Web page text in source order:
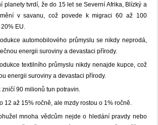
planety tvrdí, že do 15 let se Severní Afrika, Blízký a
v savanu, což povede k migraci 60 až 100
EU.
automobilového průmyslu se nikdy neprodá,
energii suroviny a devastaci přírody.
textilního průmyslu nikdy nenajde kupce, což
energii suroviny a devastaci přírody.
zničí 90 milionů tun potravin.
12 až 15% ročně, ale mzdy rostou o 1% ročně.
mnoha vědcům nejde o hledání pravdy nebo